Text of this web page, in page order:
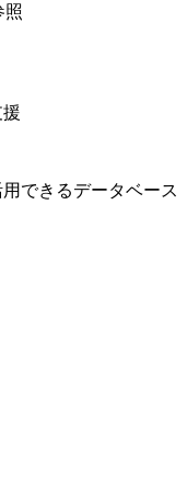
照
できるデータベース